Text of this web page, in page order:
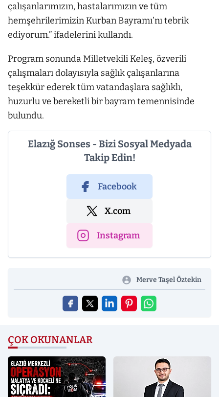
çalışanlarımızın, hastalarımızın ve tüm
hemşehrilerimizin Kurban Bayramı’nı tebrik
ediyorum.” ifadelerini kullandı.
Program sonunda Milletvekili Keleş, özverili
çalışmaları dolayısıyla sağlık çalışanlarına
teşekkür ederek tüm vatandaşlara sağlıklı,
huzurlu ve bereketli bir bayram temennisinde
bulundu.
Elazığ Sonses - Bizi Sosyal Medyada
Takip Edin!
Facebook
X.com
Instagram
Merve Taşel Öztekin
ÇOK OKUNANLAR